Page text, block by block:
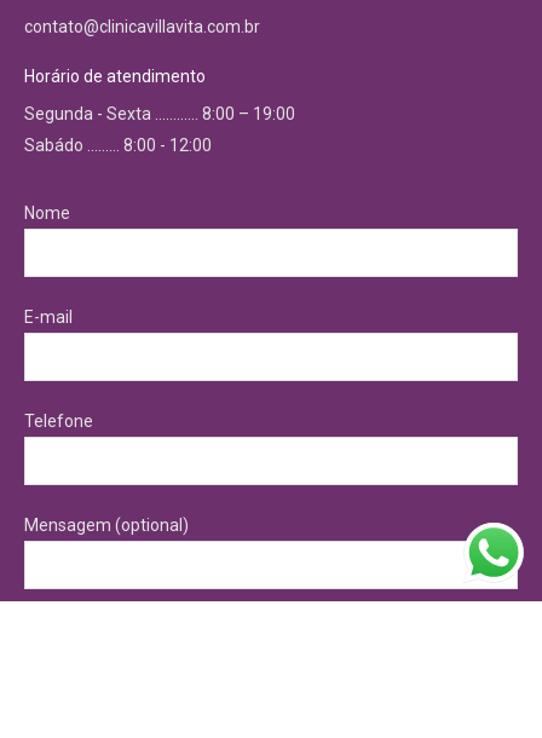
contato@clinicavillavita.com.br
Horário de atendimento
Segunda - Sexta ………… 8:00 – 19:00
Sabádo ……… 8:00 - 12:00
Nome
E-mail
Telefone
Mensagem (optional)